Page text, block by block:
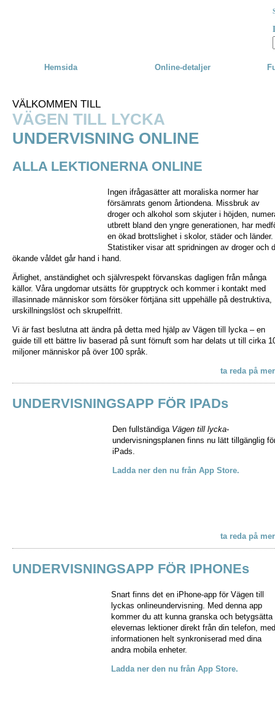
Hemsida Online-detaljer
VÄLKOMMEN TILL
VÄGEN TILL LYCKA
UNDERVISNING ONLINE
ALLA LEKTIONERNA ONLINE
Ingen ifrågasätter att moraliska normer har
försämrats genom årtiondena. Missbruk av
droger och alkohol som skjuter i höjden,
utbrett bland den yngre generationen, har
en ökad brottslighet i skolor, städer och länder.
Statistiker visar att spridningen av droger och
ökande våldet går hand i hand.
Ärlighet, anständighet och självrespekt förvanskas dagligen från många
källor. Våra ungdomar utsätts för grupptryck och kommer i kontakt med
illasinnade människor som försöker förtjäna sitt uppehälle på destruktiva,
urskillningslöst och skrupelfritt.
Vi är fast beslutna att ändra på detta med hjälp av Vägen till lycka – en
guide till ett bättre liv baserad på sunt förnuft som har delats ut till cirka
miljoner människor på över 100 språk.
ta reda på
UNDERVISNINGSAPP FÖR IPADs
Den fullständiga Vägen till lycka-
undervisningsplanen finns nu lätt tillgänglig
iPads.
Ladda ner den nu från App Store.
ta reda på
UNDERVISNINGSAPP FÖR IPHONEs
Snart finns det en iPhone-app för Vägen till
lyckas onlineundervisning. Med denna app
kommer du att kunna granska och betygsätta
elevernas lektioner direkt från din telefon, med
informationen helt synkroniserad med dina
andra mobila enheter.
Ladda ner den nu från App Store.